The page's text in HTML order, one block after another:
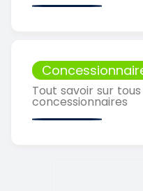
Tout savoir sur
concessionnaires